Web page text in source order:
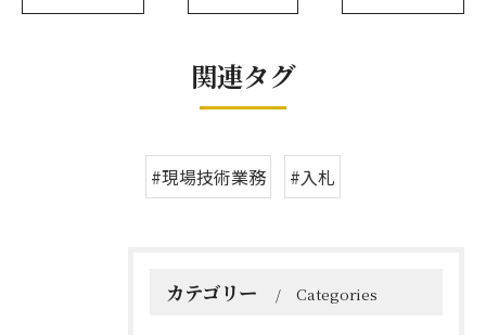
関連タグ
#現場技術業務 #入札
カテゴリー Categories